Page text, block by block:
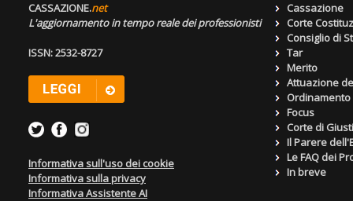
CASSAZIONE.net
L'aggiornamento in tempo reale dei professionisti
ISSN: 2532-8727
Informativa sull'uso dei cookie
Informativa sulla privacy
Informativa Assistente AI
Cassazione
Corte
Consiglio di
Tar
Merito
Attuazione
Focus
Corte di
Il Parere
Le FAQ dei
In breve